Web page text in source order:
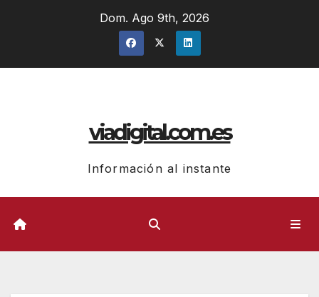
Dom. Ago 9th, 2026
viadigital.com.es
Información al instante